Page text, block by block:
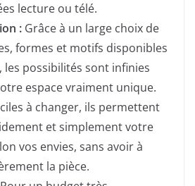
lecture ou télé.
: Grâce à un large choix de
formes et motifs disponibles
les possibilités sont infinies
espace vraiment unique.
à changer, ils permettent
et simplement votre
vos envies, sans avoir à
la pièce.